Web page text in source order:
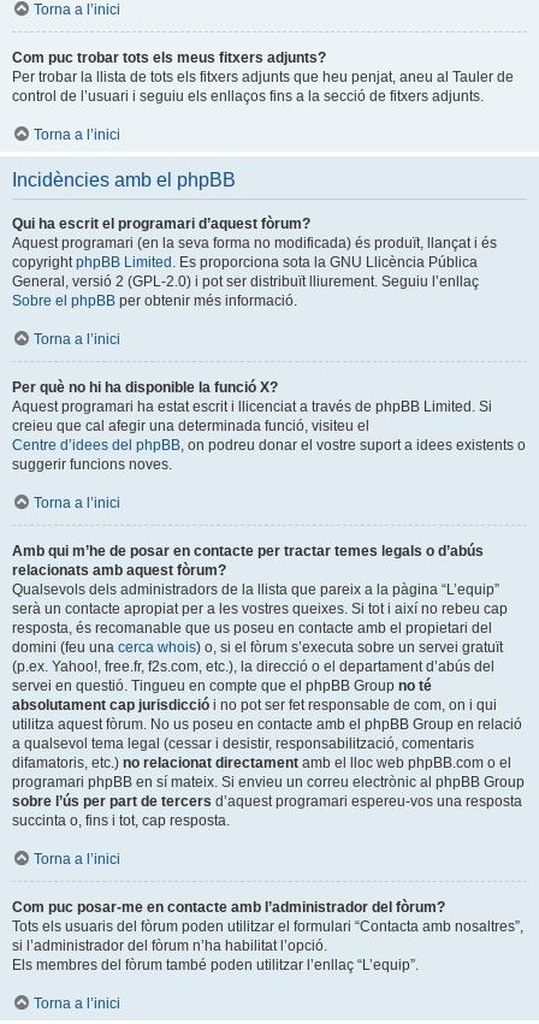
Torna a l’inici
Com puc trobar tots els meus fitxers adjunts?
Per trobar la llista de tots els fitxers adjunts que heu penjat, aneu al Tauler de
control de l’usuari i seguiu els enllaços fins a la secció de fitxers adjunts.
Torna a l’inici
Incidències amb el phpBB
Qui ha escrit el programari d’aquest fòrum?
Aquest programari (en la seva forma no modificada) és produït, llançat i és
copyrightphpBB Limited . Es proporciona sota la GNU Llicència Pública
General, versió 2 (GPL-2.0) i pot ser distribuït lliurement. Seguiu l’enllaç
Sobre el phpBB per obtenir més informació.
Torna a l’inici
Per què no hi ha disponible la funció X?
Aquest programari ha estat escrit i llicenciat a través de phpBB Limited. Si
creieu que cal afegir una determinada funció, visiteu el
Centre d’idees del phpBB, on podreu donar el vostre suport a idees existents o
suggerir funcions noves.
Torna a l’inici
Amb qui m’he de posar en contacte per tractar temes legals o d’abús
relacionats amb aquest fòrum?
Qualsevols dels administradors de la llista que pareix a la pàgina “L’equip”
serà un contacte apropiat per a les vostres queixes. Si tot i així no rebeu cap
resposta, és recomanable que us poseu en contacte amb el propietari del
domini (feu una cerca whois) o, si el fòrum s’executa sobre un servei gratuït
(p.ex. Yahoo!, free.fr, f2s.com, etc.), la direcció o el departament d’abús del
servei en questió. Tingueu en compte que el phpBB Group no té
absolutament cap jurisdicció i no pot ser fet responsable de com, on i qui
utilitza aquest fòrum. No us poseu en contacte amb el phpBB Group en relació
a qualsevol tema legal (cessar i desistir, responsabilització, comentaris
difamatoris, etc.) no relacionat directament amb el lloc web phpBB.com o el
programari phpBB en sí mateix. Si envieu un correu electrònic al phpBB Group
sobre l’ús per part de tercers d’aquest programari espereu-vos una resposta
succinta o, fins i tot, cap resposta.
Torna a l’inici
Com puc posar-me en contacte amb l’administrador del fòrum?
Tots els usuaris del fòrum poden utilitzar el formulari “Contacta amb nosaltres”,
si l’administrador del fòrum n’ha habilitat l’opció.
Els membres del fòrum també poden utilitzar l’enllaç “L’equip”.
Torna a l’inici